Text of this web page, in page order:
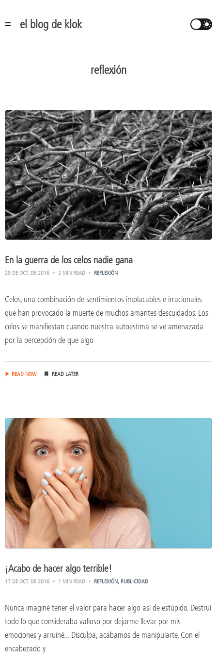
el blog de klok
reflexión
En la guerra de los celos nadie gana
25 DE OCT. DE 2016 2 MIN READ REFLEXIÓN
Celos, una combinación de sentimientos implacables e irracionales
que han provocado la muerte de muchos amantes descuidados. Los
celos se manifiestan cuando nuestra autoestima se ve amenazada
por la percepción de que algo
READ NOW READ LATER
¡Acabo de hacer algo terrible!
17 DE OCT. DE 2016 1 MIN READ REFLEXIÓN PUBLICIDAD
Nunca imaginé tener el valor para hacer algo así de estúpido. Destruí
todo lo que consideraba valioso por dejarme llevar por mis
emociones y arruiné... Disculpa, acabamos de manipularte. Con el
encabezado y